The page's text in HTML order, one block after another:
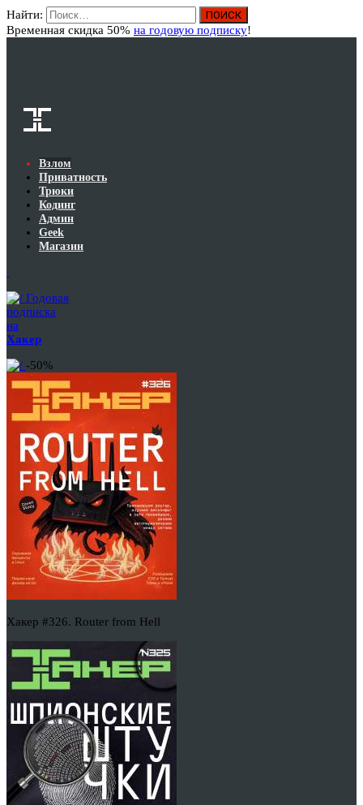
Найти:
Временная скидка 50% на годовую подписку!
Взлом
Приватность
Трюки
Кодинг
Админ
Geek
Магазин
Годовая
подписка
на
Хакер
-50%
Хакер #326. Router from Hell